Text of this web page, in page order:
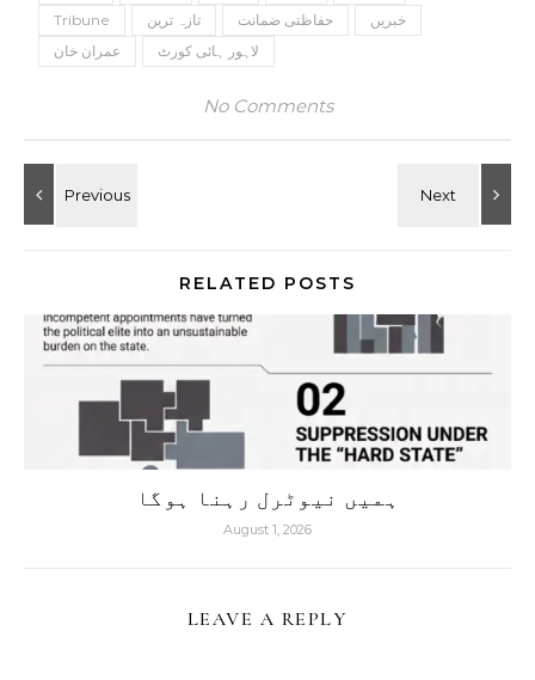
Tribune
تازہ ترین حفاظتی ضمانت
خبریں
عمران خان
لاہور ہائی کورٹ
No Comments
RELATED POSTS
ہمیں نیوٹرل رہنا ہوگا
August 1, 2026
LEAVE A REPLY